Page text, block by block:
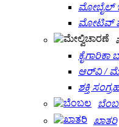
ಮೋಬೈಲ್
ಮೋಟಿವ್
ಕೈಗಾರಿಕಾ
ಆರ್‌ವಿ /
ಶಕ್ತಿ
ಖಾತರಿ